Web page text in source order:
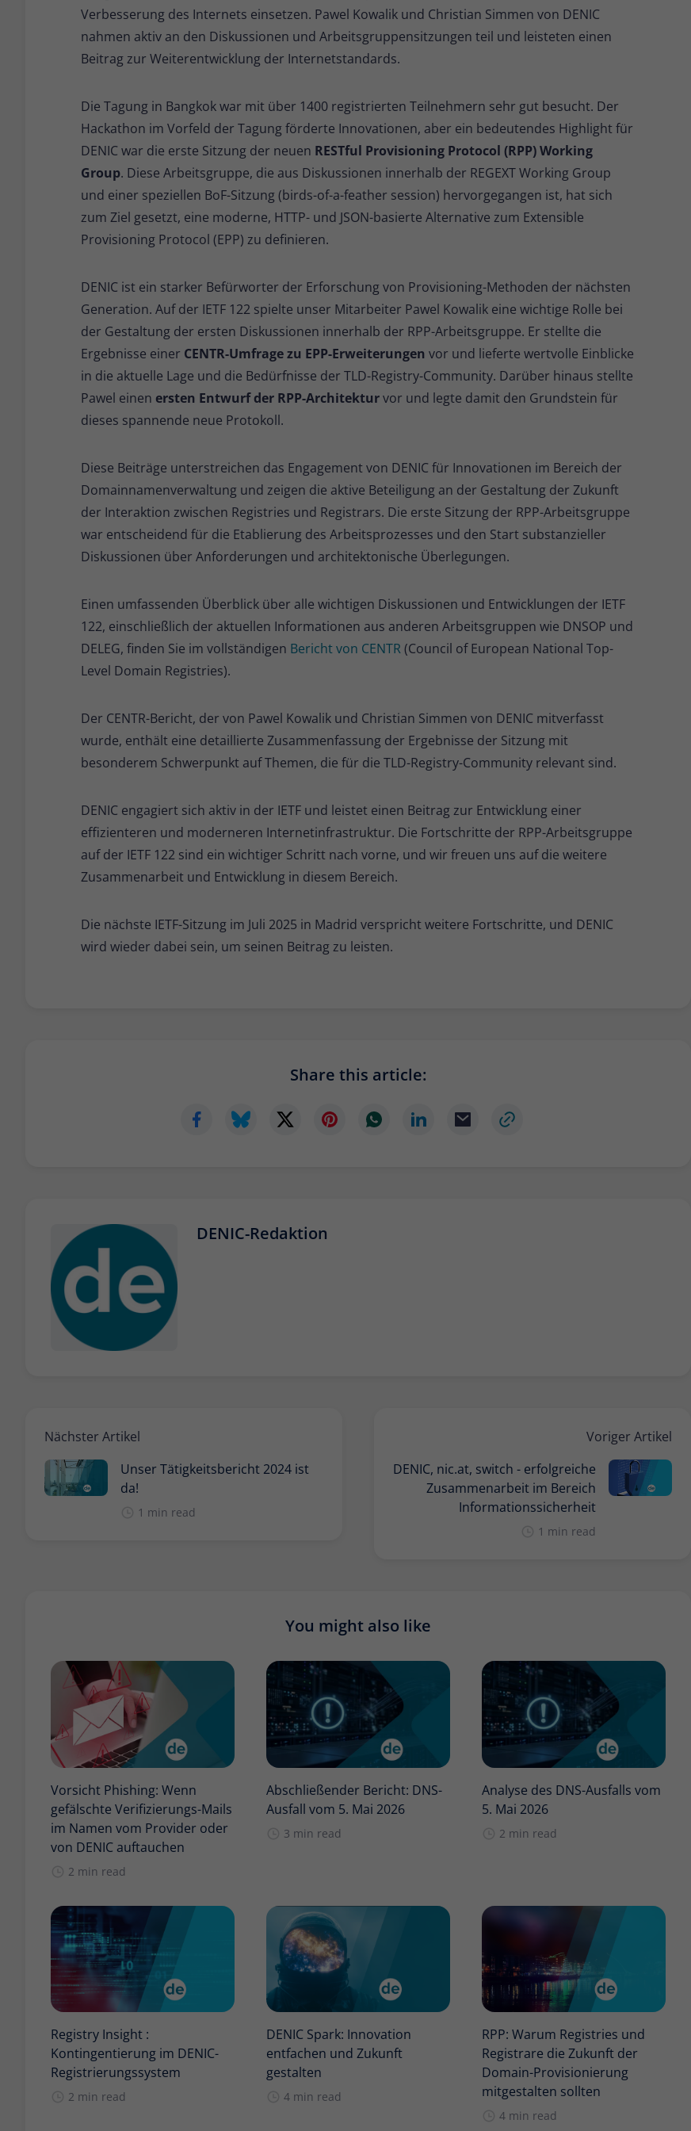
Verbesserung des Internets einsetzen. Pawel Kowalik und Christian Simmen von DENIC
nahmen aktiv an den Diskussionen und Arbeitsgruppensitzungen teil und leisteten einen
Beitrag zur Weiterentwicklung der Internetstandards.
Die Tagung in Bangkok war mit über 1400 registrierten Teilnehmern sehr gut besucht. Der
Hackathon im Vorfeld der Tagung förderte Innovationen, aber ein bedeutendes Highlight für
DENIC war die erste Sitzung der neuen RESTful Provisioning Protocol (RPP) Working
Group. Diese Arbeitsgruppe, die aus Diskussionen innerhalb der REGEXT Working Group
und einer speziellen BoF-Sitzung (birds-of-a-feather session) hervorgegangen ist, hat sich
zum Ziel gesetzt, eine moderne, HTTP- und JSON-basierte Alternative zum Extensible
Provisioning Protocol (EPP) zu definieren.
DENIC ist ein starker Befürworter der Erforschung von Provisioning-Methoden der nächsten
Generation. Auf der IETF 122 spielte unser Mitarbeiter Pawel Kowalik eine wichtige Rolle bei
der Gestaltung der ersten Diskussionen innerhalb der RPP-Arbeitsgruppe. Er stellte die
Ergebnisse einer CENTR-Umfrage zu EPP-Erweiterungen vor und lieferte wertvolle Einblicke
in die aktuelle Lage und die Bedürfnisse der TLD-Registry-Community. Darüber hinaus stellte
Pawel einen ersten Entwurf der RPP-Architekturvor und legte damit den Grundstein für
dieses spannende neue Protokoll.
Diese Beiträge unterstreichen das Engagement von DENIC für Innovationen im Bereich der
Domainnamenverwaltung und zeigen die aktive Beteiligung an der Gestaltung der Zukunft
der Interaktion zwischen Registries und Registrars. Die erste Sitzung der RPP-Arbeitsgruppe
war entscheidend für die Etablierung des Arbeitsprozesses und den Start substanzieller
Diskussionen über Anforderungen und architektonische Überlegungen.
Einen umfassenden Überblick über alle wichtigen Diskussionen und Entwicklungen der IETF
122, einschließlich der aktuellen Informationen aus anderen Arbeitsgruppen wie DNSOP und
DELEG, finden Sie im vollständigen Bericht von CENTR(Council of European National Top-
Level Domain Registries).
Der CENTR-Bericht, der von Pawel Kowalik und Christian Simmen von DENIC mitverfasst
wurde, enthält eine detaillierte Zusammenfassung der Ergebnisse der Sitzung mit
besonderem Schwerpunkt auf Themen, die für die TLD-Registry-Community relevant sind.
DENIC engagiert sich aktiv in der IETF und leistet einen Beitrag zur Entwicklung einer
effizienteren und moderneren Internetinfrastruktur. Die Fortschritte der RPP-Arbeitsgruppe
auf der IETF 122 sind ein wichtiger Schritt nach vorne, und wir freuen uns auf die weitere
Zusammenarbeit und Entwicklung in diesem Bereich.
Die nächste IETF-Sitzung im Juli 2025 in Madrid verspricht weitere Fortschritte, und DENIC
wird wieder dabei sein, um seinen Beitrag zu leisten.
Share this article:
DENIC-Redaktion
Nächster Artikel
Unser Tätigkeitsbericht 2024 ist
da!
1 min read
Voriger Artikel
DENIC, nic.at, switch - erfolgreiche
Zusammenarbeit im Bereich
Informationssicherheit
1 min read
You might also like
Vorsicht Phishing: Wenn
gefälschte Verifizierungs-Mails
im Namen vom Provider oder
von DENIC auftauchen
2 min read
Abschließender Bericht: DNS-
Ausfall vom 5. Mai 2026
3 min read
Analyse des DNS-Ausfalls vom
5. Mai 2026
2 min read
Registry Insight :
Kontingentierung im DENIC-
Registrierungssystem
2 min read
DENIC Spark: Innovation
entfachen und Zukunft
gestalten
4 min read
RPP: Warum Registries und
Registrare die Zukunft der
Domain-Provisionierung
mitgestalten sollten
4 min read
Name _pk_ses
Anbieter Matomo
Zweck
Kurzlebige Cookies, die zur vorübergehenden
Speicherung von Daten für den Besuch
verwendet werden.
Name _pk_cvar
Kurzlebige Cookies, die zur vorübergehenden
Speicherung von Daten für den Besuch
verwendet werden.